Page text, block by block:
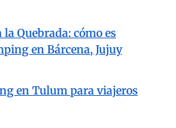
Quebrada: cómo es
en Bárcena, Jujuy
en Tulum para viajeros